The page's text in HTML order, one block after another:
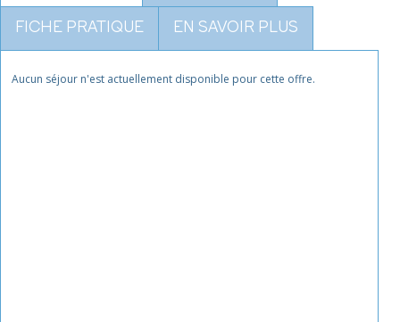
FICHE PRATIQUE EN SAVOIR PLUS